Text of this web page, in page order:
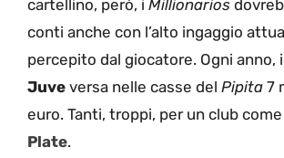
cartellino, però, i Millionarios
conti anche con l’alto ingaggio
percepito dal giocatore. Ogni anno,
Juve versa nelle casse del Pipita 7
euro. Tanti, troppi, per un club come
Plate.